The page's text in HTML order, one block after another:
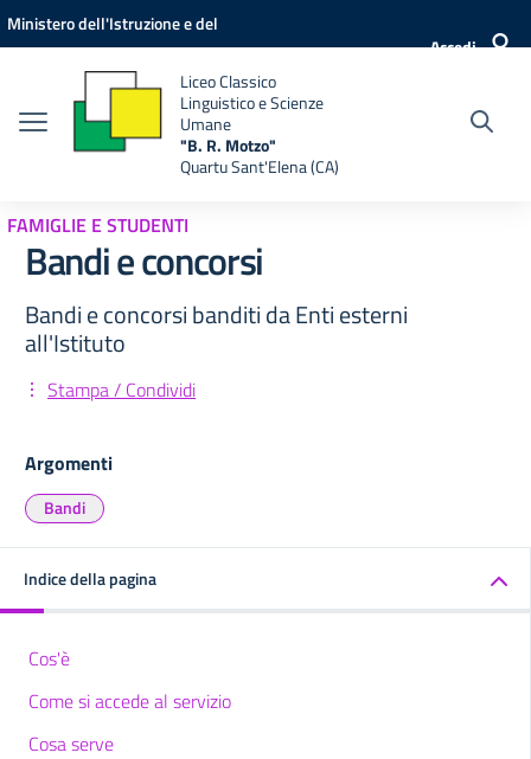
Vai ai contenuti
Vai al menu di navigazione
Vai al footer
Ministero dell'Istruzione e del
Accedi
Liceo Classico
Linguistico e Scienze
Umane
"B. R. Motzo"
Quartu Sant'Elena (CA)
FAMIGLIE E STUDENTI
Bandi e concorsi
Bandi e concorsi banditi da Enti esterni
all'Istituto
Stampa / Condividi
Argomenti
Bandi
Indice della pagina
Cos'è
Come si accede al servizio
Cosa serve